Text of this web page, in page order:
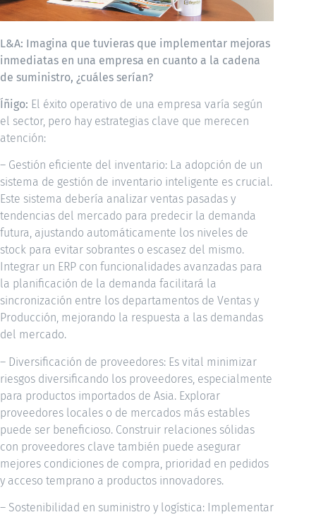
L&A: Imagina que tuvieras que implementar mejoras
inmediatas en una empresa en cuanto a la cadena
de suministro, ¿cuáles serían?
Íñigo: El éxito operativo de una empresa varía según
el sector, pero hay estrategias clave que merecen
atención:
– Gestión eficiente del inventario: La adopción de un
sistema de gestión de inventario inteligente es crucial.
Este sistema debería analizar ventas pasadas y
tendencias del mercado para predecir la demanda
futura, ajustando automáticamente los niveles de
stock para evitar sobrantes o escasez del mismo.
Integrar un ERP con funcionalidades avanzadas para
la planificación de la demanda facilitará la
sincronización entre los departamentos de Ventas y
Producción, mejorando la respuesta a las demandas
del mercado.
– Diversificación de proveedores: Es vital minimizar
riesgos diversificando los proveedores, especialmente
para productos importados de Asia. Explorar
proveedores locales o de mercados más estables
puede ser beneficioso. Construir relaciones sólidas
con proveedores clave también puede asegurar
mejores condiciones de compra, prioridad en pedidos
y acceso temprano a productos innovadores.
– Sostenibilidad en suministro y logística: Implementar